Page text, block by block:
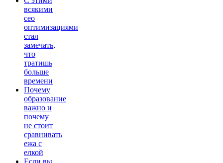
всякими
сео
оптимизациями
стал
замечать,
что
тратишь
больше
времени
Почему
образование
важно и
почему
не стоит
сравнивать
ежа с
елкой
Если вы